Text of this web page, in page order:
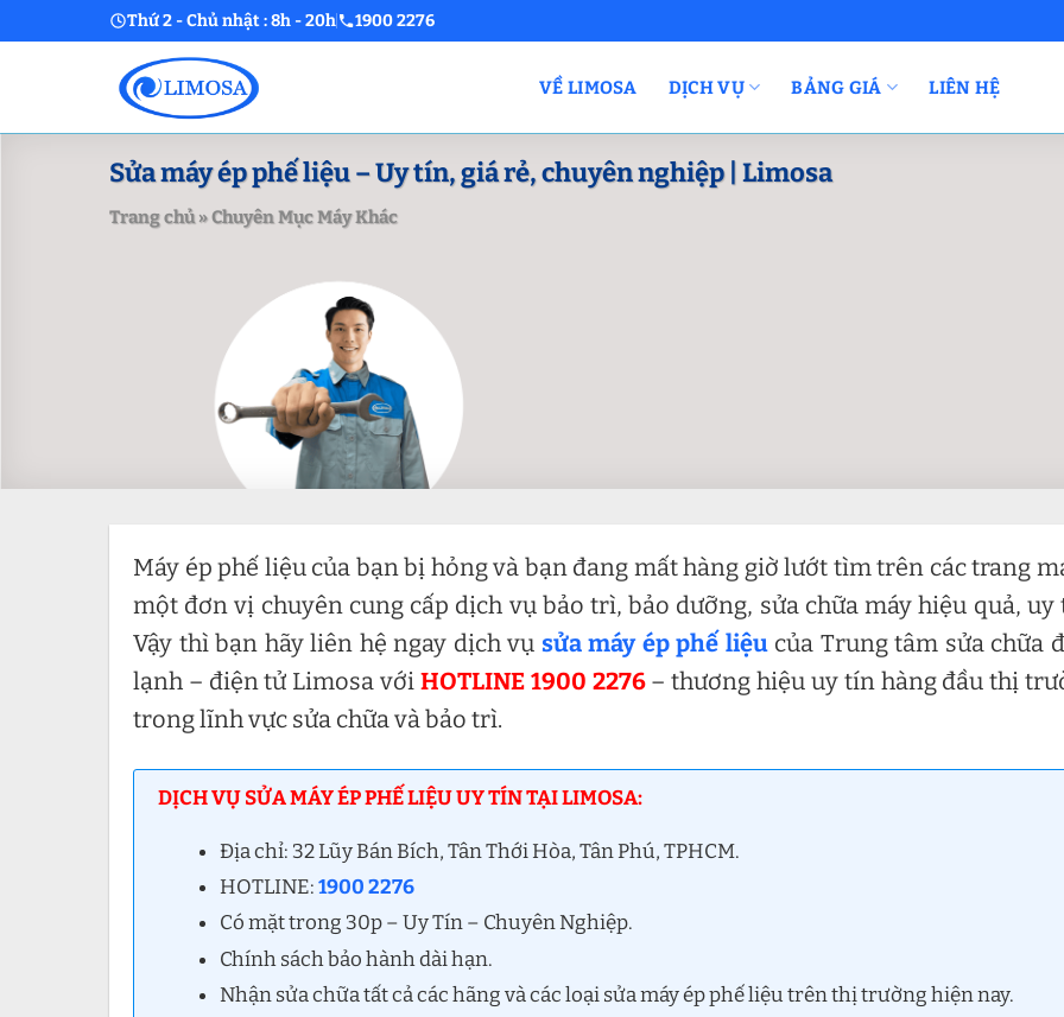
to
Thứ 2 - Chủ nhật : 8h - 20h 1900 2276
VỀ LIMOSA DỊCH VỤ BẢNG GIÁ LIÊN HỆ
Sửa máy ép phế liệu – Uy tín, giá rẻ, chuyên nghiệp | Limosa
Trang chủ»Chuyên Mục Máy Khác
Máy ép phế liệu của bạn bị hỏng và bạn đang mất hàng giờ lướt tìm trên các trang
một đơn vị chuyên cung cấp dịch vụ bảo trì, bảo dưỡng, sửa chữa máy hiệu quả, uy
Vậy thì bạn hãy liên hệ ngay dịch vụ sửa máy ép phế liệucủa Trung tâm sửa chữa
lạnh – điện tử Limosa với HOTLINE 1900 2276– thương hiệu uy tín hàng đầu thị
trong lĩnh vực sửa chữa và bảo trì.
DỊCH VỤ SỬA MÁY ÉP PHẾ LIỆU UY TÍN TẠI LIMOSA:
Địa chỉ: 32 Lũy Bán Bích, Tân Thới Hòa, Tân Phú, TPHCM.
HOTLINE:1900 2276
Có mặt trong 30p – Uy Tín – Chuyên Nghiệp.
Chính sách bảo hành dài hạn.
Nhận sửa chữa tất cả các hãng và các loại sửa máy ép phế liệu trên thị trường hiện nay.